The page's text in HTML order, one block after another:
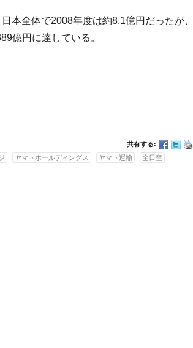
本全体で2008年度は約8.1億円だったが、
億円に達している。
共有する:
ヤマトホールディングス ヤマト運輸 全日空